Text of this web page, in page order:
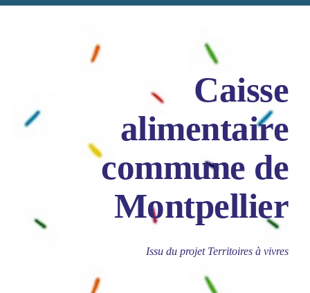
Caisse
alimentaire
commune de
Montpellier
Issu du projet Territoires à vivres